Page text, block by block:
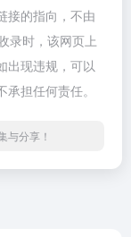
接的指向，不由
录时，该网页上
出现违规，可以
担任何责任。
与分享！